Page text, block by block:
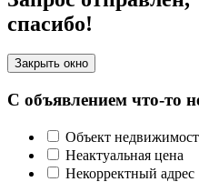
спасибо!
Закрыть окно
С объявлением что-то
Объект
Неактуальная цена
Некорректный адрес